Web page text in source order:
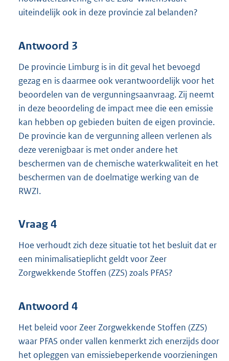
uiteindelijk ook in deze provincie zal belanden?
Antwoord 3
De provincie Limburg is in dit geval het bevoegd
gezag en is daarmee ook verantwoordelijk voor het
beoordelen van de vergunningsaanvraag. Zij neemt
in deze beoordeling de impact mee die een emissie
kan hebben op gebieden buiten de eigen provincie.
De provincie kan de vergunning alleen verlenen als
deze verenigbaar is met onder andere het
beschermen van de chemische waterkwaliteit en het
beschermen van de doelmatige werking van de
RWZI.
Vraag 4
Hoe verhoudt zich deze situatie tot het besluit dat er
een minimalisatieplicht geldt voor Zeer
Zorgwekkende Stoffen (ZZS) zoals PFAS?
Antwoord 4
Het beleid voor Zeer Zorgwekkende Stoffen (ZZS)
waar PFAS onder vallen kenmerkt zich enerzijds door
het opleggen van emissiebeperkende voorzieningen